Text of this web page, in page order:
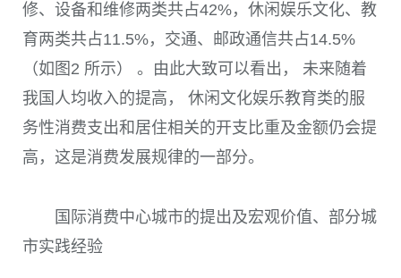
修、设备和维修两类共占42%，休闲娱乐文化、教
育两类共占11.5%，交通、邮政通信共占14.5%
（如 图2 所示） 。由此大致可以看出， 未来随着
我国人均收入的提高， 休闲文化娱乐教育类的服
务性消费支出和居住相关的开支比重及金额仍会提
高，这是消费发展规律的一部分。
国际消费中心城市的提出及宏观价值、部分城
市实践经验